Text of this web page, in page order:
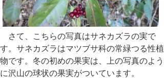
さて、こちらの写真はサネカズラの実で
す。サネカズラはマツブサ科の常緑つる性植
物です。冬の初めの果実は、上の写真のよう
に沢山の球状の果実がついています。